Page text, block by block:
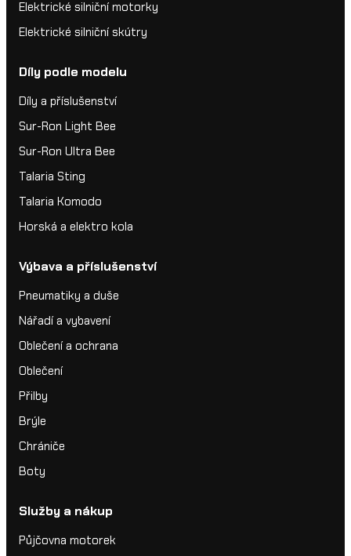
Elektrické silniční motorky
Elektrické silniční skútry
Díly podle modelu
Díly a příslušenství
Sur-Ron Light Bee
Sur-Ron Ultra Bee
Talaria Sting
Talaria Komodo
Horská a elektro kola
Výbava a příslušenství
Pneumatiky a duše
Nářadí a vybavení
Oblečení a ochrana
Oblečení
Přilby
Brýle
Chrániče
Boty
Služby a nákup
Půjčovna motorek